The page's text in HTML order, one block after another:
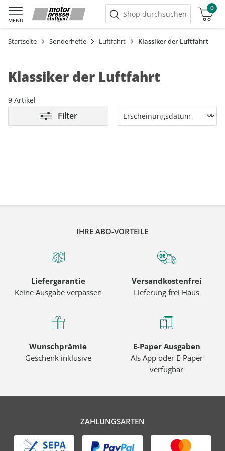
MENÜ
Shop durchsuchen
0
Warenkorb
Startseite Sonderhefte Luftfahrt Klassiker der Luftfahrt
Klassiker der Luftfahrt
9 Artikel
Filter
IHRE ABO-VORTEILE
Liefergarantie
Keine Ausgabe verpassen
Versandkostenfrei
Lieferung frei Haus
Wunschprämie
Geschenk inklusive
E-Paper Ausgaben
Als App oder E-Paper
verfügbar
ZAHLUNGSARTEN